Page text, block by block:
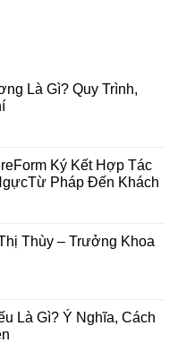
Là Gì? Quy Trình,
Ký Kết Hợp Tác
Pháp Đến Khách
Thùy – Trưởng Khoa
Là Gì? Ý Nghĩa, Cách